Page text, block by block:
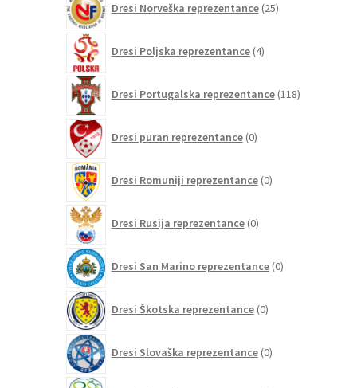
Dresi Norveška reprezentance 25izdelkov
Dresi Poljska reprezentance 4izdelki
Dresi Portugalska reprezentance 118izdelkov
Dresi puran reprezentance 0izdelkov
Dresi Romuniji reprezentance 0izdelkov
Dresi Rusija reprezentance 0izdelkov
Dresi San Marino reprezentance 0izdelkov
Dresi Škotska reprezentance 0izdelkov
Dresi Slovaška reprezentance 0izdelkov